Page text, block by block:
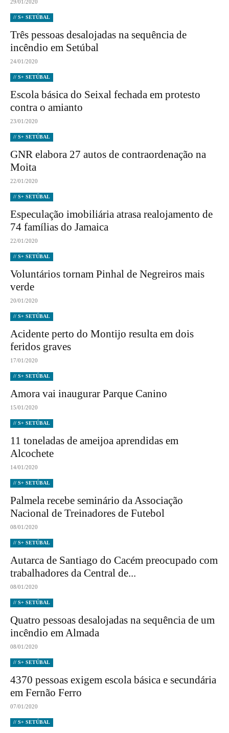
29/01/2020
// S+ SETÚBAL
Três pessoas desalojadas na sequência de
incêndio em Setúbal
24/01/2020
// S+ SETÚBAL
Escola básica do Seixal fechada em protesto
contra o amianto
23/01/2020
// S+ SETÚBAL
GNR elabora 27 autos de contraordenação na
Moita
22/01/2020
// S+ SETÚBAL
Especulação imobiliária atrasa realojamento de
74 famílias do Jamaica
22/01/2020
// S+ SETÚBAL
Voluntários tornam Pinhal de Negreiros mais
verde
20/01/2020
// S+ SETÚBAL
Acidente perto do Montijo resulta em dois
feridos graves
17/01/2020
// S+ SETÚBAL
Amora vai inaugurar Parque Canino
15/01/2020
// S+ SETÚBAL
11 toneladas de ameijoa aprendidas em
Alcochete
14/01/2020
// S+ SETÚBAL
Palmela recebe seminário da Associação
Nacional de Treinadores de Futebol
08/01/2020
// S+ SETÚBAL
Autarca de Santiago do Cacém preocupado com
trabalhadores da Central de...
08/01/2020
// S+ SETÚBAL
Quatro pessoas desalojadas na sequência de um
incêndio em Almada
08/01/2020
// S+ SETÚBAL
4370 pessoas exigem escola básica e secundária
em Fernão Ferro
07/01/2020
// S+ SETÚBAL